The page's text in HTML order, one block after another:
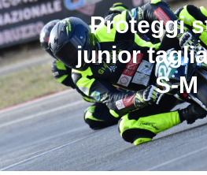
Proteggi
junior
S-M